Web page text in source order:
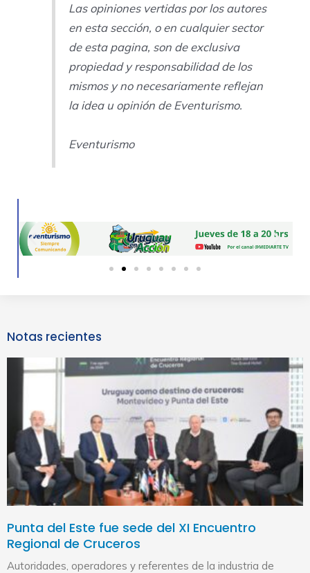
Las opiniones vertidas por los autores
en esta sección, o en cualquier sector
de esta pagina, son de exclusiva
propiedad y responsabilidad de los
mismos y no necesariamente reflejan
la idea u opinión de Eventurismo.
Eventurismo
Previous
slide
Next
slide
Notas recientes
Punta del Este fue sede del XI Encuentro
Regional de Cruceros
Autoridades, operadores y referentes de la industria de